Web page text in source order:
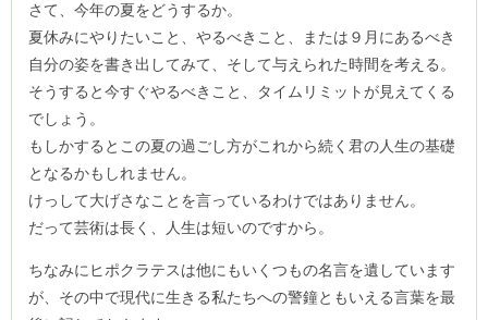
さて、今年の夏をどうするか。
夏休みにやりたいこと、やるべきこと、または９月にあるべき
自分の姿を書き出してみて、そして与えられた時間を考える。
そうすると今すぐやるべきこと、タイムリミットが見えてくる
でしょう。
もしかするとこの夏の過ごし方がこれから続く君の人生の基礎
となるかもしれません。
けっして大げさなことを言っているわけではありません。
だって芸術は長く、人生は短いのですから。
ちなみにヒポクラテスは他にもいくつもの名言を遺しています
が、その中で現代に生きる私たちへの警鐘ともいえる言葉を最